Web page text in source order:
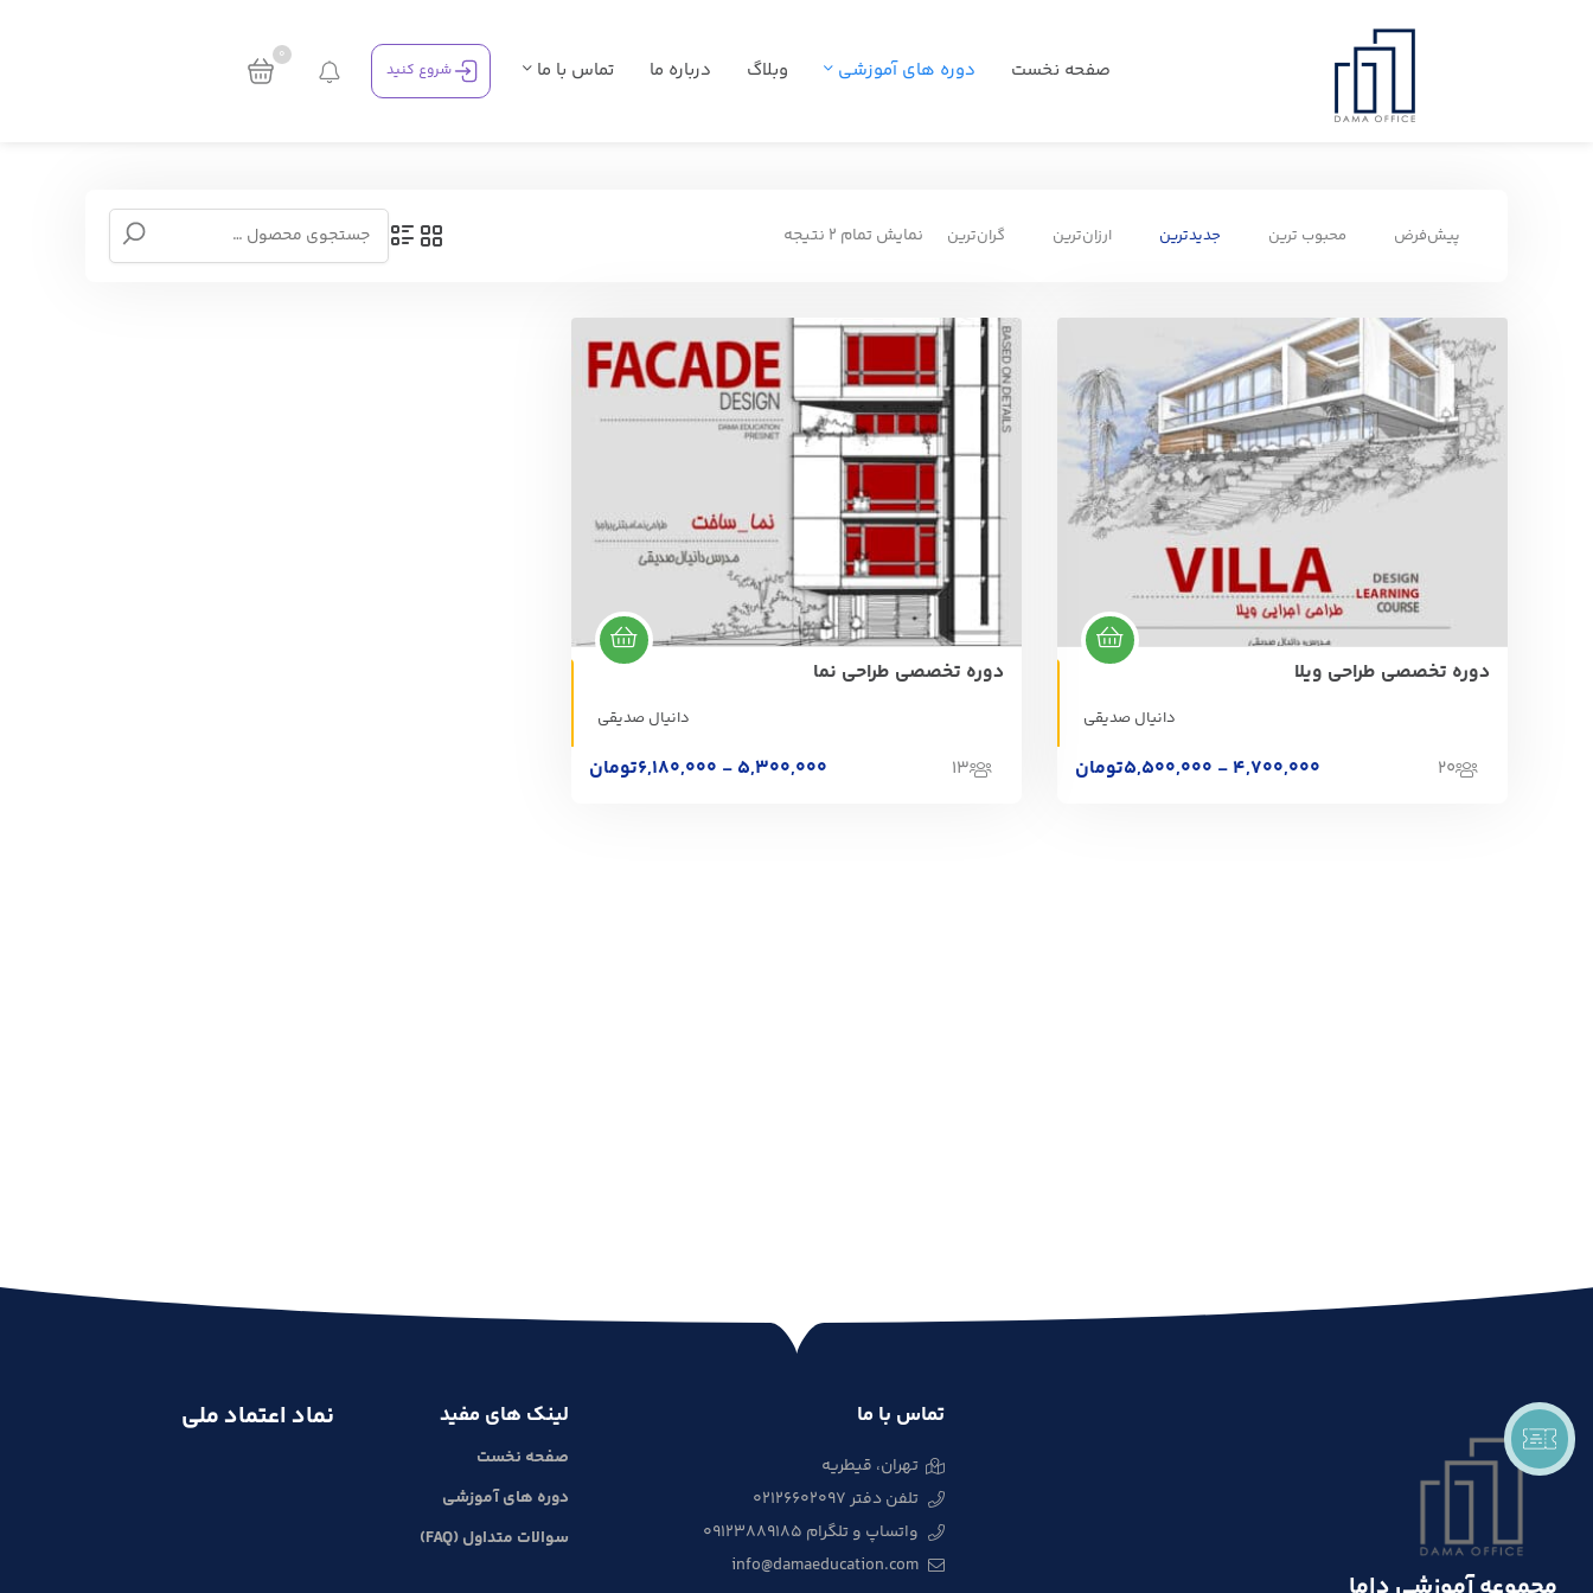
صفحه نخست دوره های آموزشی وبلاگ درباره ما تماس با ما شروع کنید
0
پیش‌فرض محبوب ترین جدیدترین ارزان‌ترین گران‌ترین نمایش تمام 2 نتیجه
دوره تخصصی طراحی ویلا دوره حضوری | غیرحضوری دانیال صدیقی
20
4,700,000 - 5,500,000 تومان
دوره تخصصی طراحی نما حضوری | غیر حضوری دانیال صدیقی
13
5,300,000 - 6,180,000 تومان
تماس با ما
تهران، قیطریه
تلفن دفتر 02126602097
واتساپ و تلگرام 09123889185
info@damaeducation.com
لینک های مفید
صفحه نخست
دوره های آموزشی
سوالات متداول (FAQ)
نماد اعتماد ملی